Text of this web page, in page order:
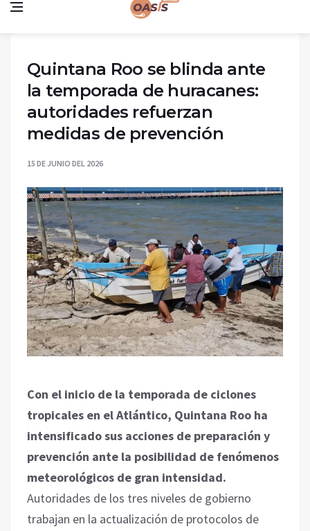
Quintana Roo se blinda ante
la temporada de huracanes:
autoridades refuerzan
medidas de prevención
15 DE JUNIO DEL 2026
Con el inicio de la temporada de ciclones
tropicales en el Atlántico, Quintana Roo ha
intensificado sus acciones de preparación y
prevención ante la posibilidad de fenómenos
meteorológicos de gran intensidad.
Autoridades de los tres niveles de gobierno
trabajan en la actualización de protocolos de